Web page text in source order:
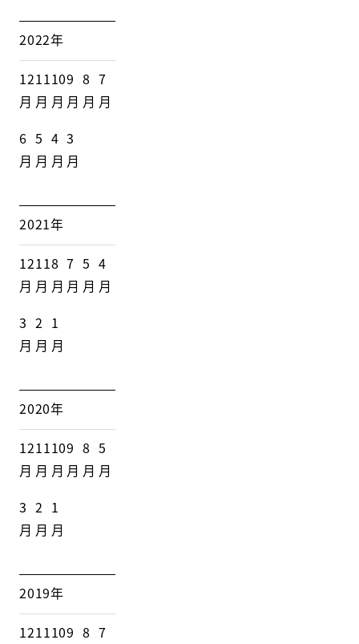
2022年
12
月
11
月
10
月
9
月
8
月
7
月
6
月
5
月
4
月
3
月
2021年
12
月
11
月
8
月
7
月
5
月
4
月
3
月
2
月
1
月
2020年
12
月
11
月
10
月
9
月
8
月
5
月
3
月
2
月
1
月
2019年
1211109 8 7